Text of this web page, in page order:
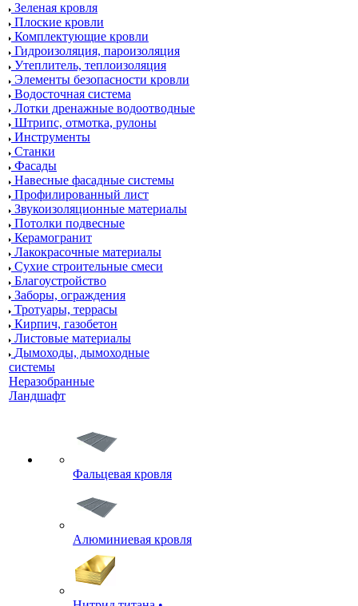
Зеленая кровля
Плоские кровли
Комплектующие кровли
Гидроизоляция, пароизоляция
Утеплитель, теплоизоляция
Элементы безопасности кровли
Водосточная система
Лотки дренажные водоотводные
Штрипс, отмотка, рулоны
Инструменты
Станки
Фасады
Навесные фасадные системы
Профилированный лист
Звукоизоляционные материалы
Потолки подвесные
Керамогранит
Лакокрасочные материалы
Сухие строительные смеси
Благоустройство
Заборы, ограждения
Тротуары, террасы
Кирпич, газобетон
Листовые материалы
Дымоходы, дымоходные
системы
Неразобранные
Ландшафт
Фальцевая кровля
Алюминиевая кровля